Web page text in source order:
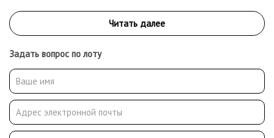
Задать вопрос по лоту